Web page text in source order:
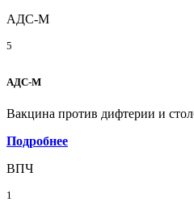
АДС-М
5
АДС-М
Вакцина против дифтерии и
Подробнее
ВПЧ
1